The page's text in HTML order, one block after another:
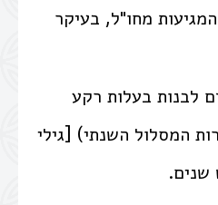
מחו"ל, בעיקר
לבנות בעלות רקע
המסלול השנתי) [גילי